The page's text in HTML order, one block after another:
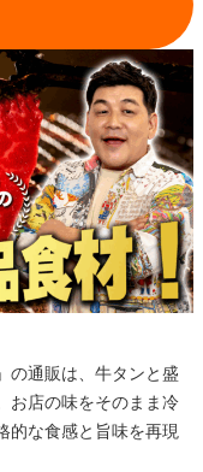
の通販は、牛タンと盛
お店の味をそのまま冷
的な食感と旨味を再現